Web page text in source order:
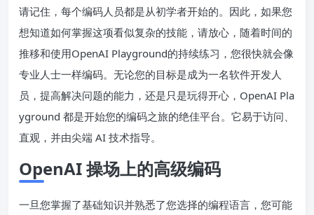
请记住，每个编码人员都是从初学者开始的。因此，如果您
想知道如何掌握这项看似复杂的技能，请放心，随着时间的
推移和使用OpenAI Playground的持续练习，您很快就会像
专业人士一样编码。无论您的目标是成为一名软件开发人
员，提高解决问题的能力，还是只是玩得开心，OpenAI Pla
yground 都是开始您的编码之旅的绝佳平台。它易于访问、
直观，并由尖端 AI 技术指导。
OpenAI 操场上的高级编码
一旦您掌握了基础知识并熟悉了您选择的编程语言，您可能